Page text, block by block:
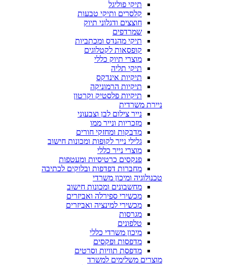
תיקי פוליגל
קלסרים ותיקי טבעות
חוצצים ודגלוני תיוק
שמרדפים
תיקי מהנדס ומכתביות
קופסאות לקטלוגים
מוצרי תיוק כללי
תיקי תליה
תיקיות אינדקס
תיקיות הרמוניקה
תיקיות פלסטיק וקרטון
ניירת משרדית
נייר צילום לבן וצבעוני
מזכריות ונייר ממו
מדבקות ומחזקי חורים
גלילי נייר לקופות ומכונות חישוב
מוצרי נייר כללי
פנקסים כרטיסיות ומעטפות
מחברות דפדפות ובלוקים לכתיבה
טכנולוגיה ומיכון משרדי
מחשבונים ומכונות חישוב
מכשירי ספירלה ואביזרים
מכשירי למינציה ואביזרים
מגרסות
טלפונים
מיכון משרדי כללי
מדפסות ופקסים
מדפסת תוויות וסרטים
מוצרים משלימים למשרד